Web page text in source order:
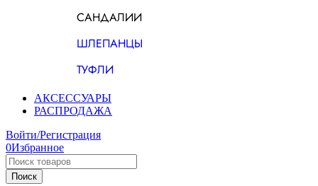
САНДАЛИИ
ШЛЕПАНЦЫ
ТУФЛИ
АКСЕССУАРЫ
РАСПРОДАЖА
Войти/Регистрация
0Избранное